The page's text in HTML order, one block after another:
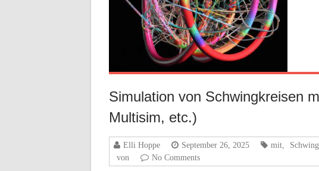
Simulation von Schwingkreisen
Multisim, etc.)
Elli Hoppe September 26, 2025 mit
von
No Comments